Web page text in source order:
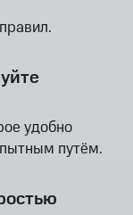
удобно
путём.